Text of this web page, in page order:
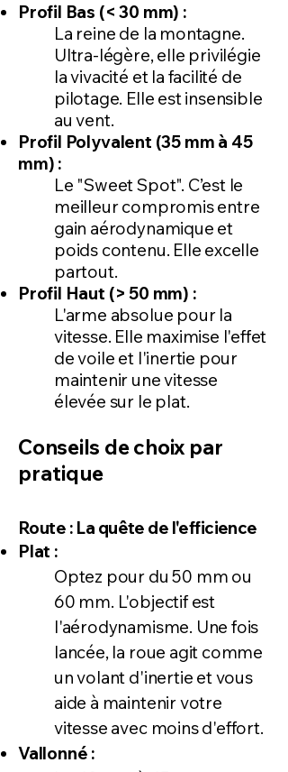
Profil Bas (< 30 mm) :
La reine de la montagne.
Ultra-légère, elle privilégie
la vivacité et la facilité de
pilotage. Elle est insensible
au vent.
Profil Polyvalent (35 mm à 45
mm) :
Le "Sweet Spot". C’est le
meilleur compromis entre
gain aérodynamique et
poids contenu. Elle excelle
partout.
Profil Haut (> 50 mm) :
L'arme absolue pour la
vitesse. Elle maximise l'effet
de voile et l'inertie pour
maintenir une vitesse
élevée sur le plat.
Conseils de choix par
pratique
Route : La quête de l'efficience
Plat :
Optez pour du 50 mm ou
60 mm. L'objectif est
l'aérodynamisme. Une fois
lancée, la roue agit comme
un volant d'inertie et vous
aide à maintenir votre
vitesse avec moins d'effort.
Vallonné :